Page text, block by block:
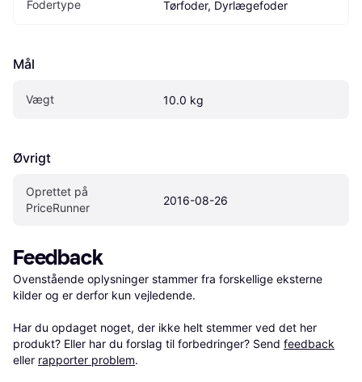
Fodertype Tørfoder, Dyrlægefoder
Mål
Vægt 10.0 kg
Øvrigt
Oprettet på
PriceRunner
2016-08-26
Feedback
Ovenstående oplysninger stammer fra forskellige eksterne
kilder og er derfor kun vejledende.
Har du opdaget noget, der ikke helt stemmer ved det her
produkt? Eller har du forslag til forbedringer? Send feedback
eller rapporter problem.